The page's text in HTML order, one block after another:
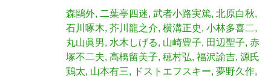
森鷗外 二葉亭四迷 武者小路実篤 北原白秋
石川啄木 芥川龍之介 横溝正史 小林多喜二
丸山眞男
水木しげる 山崎豊子 田辺聖子 赤
塚不二夫 高橋留美子 穂村弘 福沢諭吉 源氏
鶏太 山本有三 ドストエフスキー 夢野久作